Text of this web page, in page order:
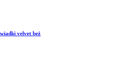
velvet beż